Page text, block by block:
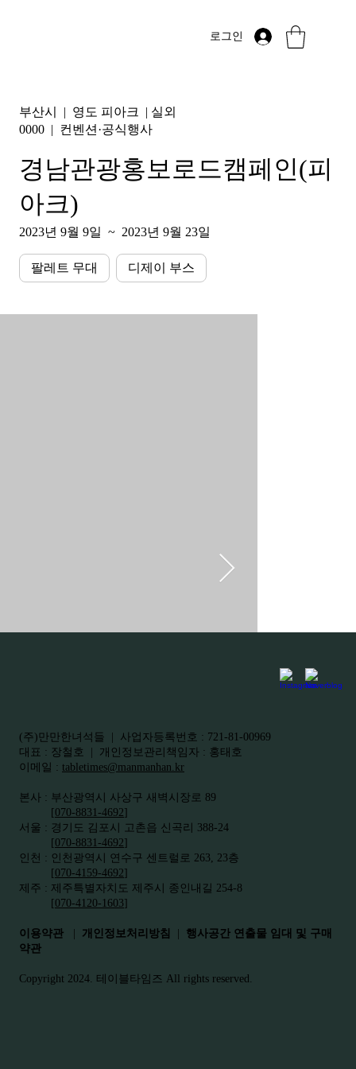
로그인
부산시 | 영도 피아크 | 실외
0000 | 컨벤션·공식행사
경남관광홍보로드캠페인(피
아크)
2023년 9월 9일 ~ 2023년 9월 23일
팔레트 무대 디제이 부스
​(주)만만한녀석들 | 사업자등록번호 : 721-81-00969
대표 : 장철호 | 개인정보관리책임자 : 홍태호
이메일 : tabletimes@manmanhan.kr
본사 : 부산광역시 사상구 새벽시장로 89
[070-8831-4692]
서울 : 경기도 김포시 고촌읍 신곡리 388-24
[070-8831-4692]
인천 : 인천광역시 연수구 센트럴로 263, 23층
[070-4159-4692]​
제주 : 제주특별자치도 제주시 종인내길 254-8
[070-4120-1603]
이용약관 개인정보처리방침
행사공간 연출물 임대 및 구매
약관
Copyright 2024. 테이블타임즈 All rights reserved.